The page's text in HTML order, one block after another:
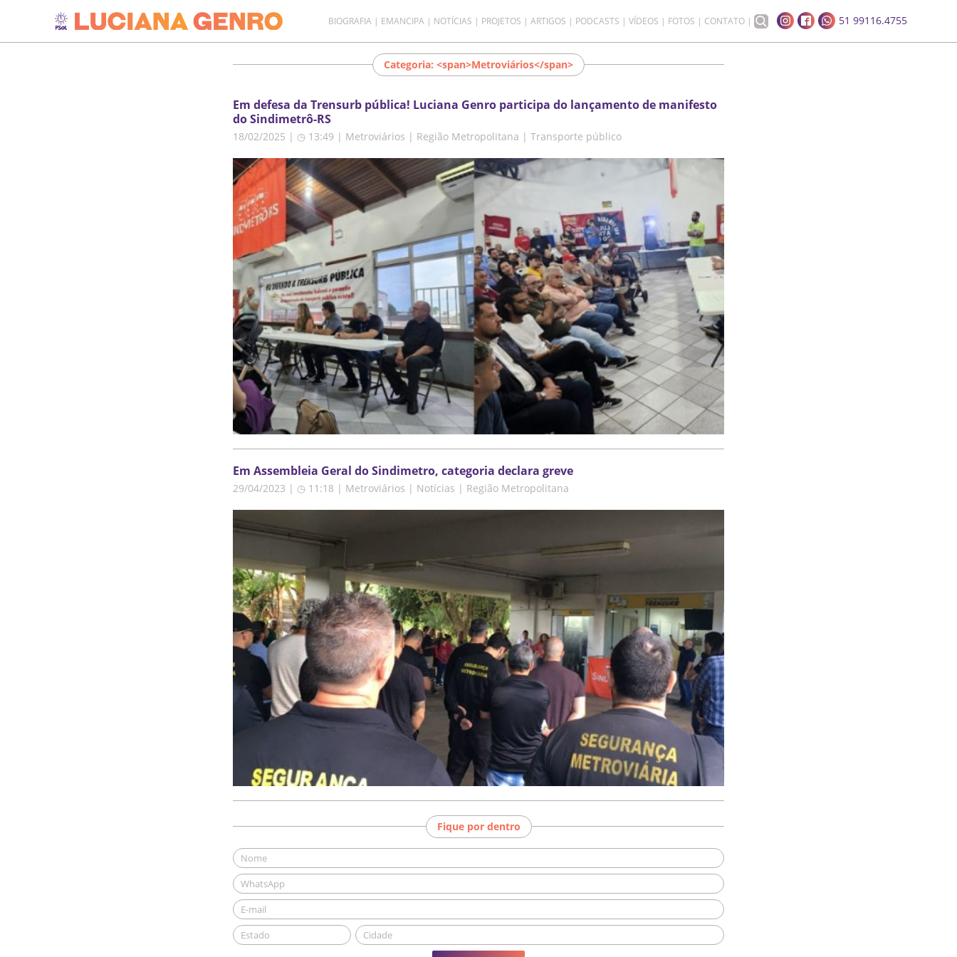
BIOGRAFIA EMANCIPA NOTÍCIAS PROJETOS ARTIGOS PODCASTS VÍDEOS FOTOS CONTATO 51 99116.4755
Categoria: <span>Metroviários</span>
Em defesa da Trensurb pública! Luciana Genro participa do lançamento de manifesto
do Sindimetrô-RS
18/02/2025 | ◷ 13:49 | Metroviários | Região Metropolitana | Transporte público
Em Assembleia Geral do Sindimetro, categoria declara greve
29/04/2023 | ◷ 11:18 | Metroviários | Notícias | Região Metropolitana
Fique por dentro